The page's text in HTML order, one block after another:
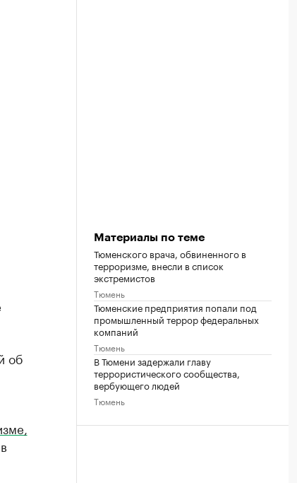
об
Материалы по теме
Тюменского врача, обвиненного в
терроризме, внесли в список
экстремистов
Тюмень
Тюменские предприятия попали под
промышленный террор федеральных
компаний
Тюмень
В Тюмени задержали главу
террористического сообщества,
вербующего людей
Тюмень